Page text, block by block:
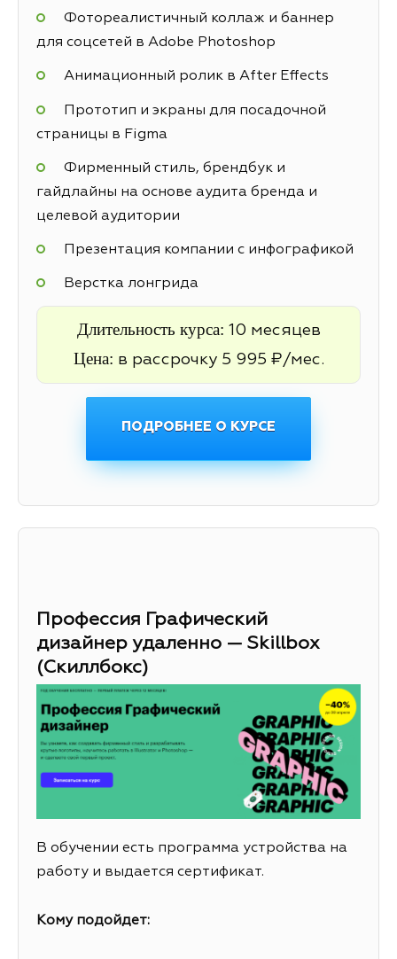
Фотореалистичный коллаж и баннер
для соцсетей в Adobe Photoshop
Анимационный ролик в After Effects
Прототип и экраны для посадочной
страницы в Figma
Фирменный стиль, брендбук и
гайдлайны на основе аудита бренда и
целевой аудитории
Презентация компании с инфографикой
Верстка лонгрида
Длительность курса: 10 месяцев
Цена: в рассрочку 5 995 ₽/мес.
ПОДРОБНЕЕ О КУРСЕ
Профессия Графический
дизайнер удаленно — Skillbox
(Скиллбокс)
В обучении есть программа устройства на
работу и выдается сертификат.
Кому подойдет: